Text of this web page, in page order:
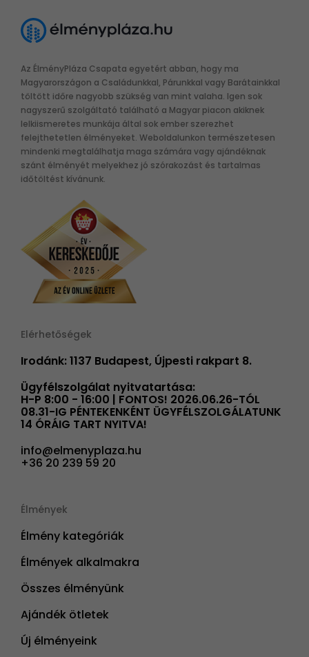
Az ÉlményPláza Csapata egyetért abban, hogy ma
Magyarországon a Családunkkal, Párunkkal vagy Barátainkkal
töltött időre nagyobb szükség van mint valaha. Igen sok
nagyszerű szolgáltató található a Magyar piacon akiknek
lelkiismeretes munkája által sok ember szerezhet
felejthetetlen élményeket. Weboldalunkon természetesen
mindenki megtalálhatja maga számára vagy ajándéknak
szánt élményét melyekhez jó szórakozást és tartalmas
időtöltést kívánunk.
Elérhetőségek
Irodánk: 1137 Budapest, Újpesti rakpart 8.
Ügyfélszolgálat nyitvatartása:
H-P 8:00 - 16:00 | FONTOS! 2026.06.26-TÓL
08.31-IG PÉNTEKENKÉNT ÜGYFÉLSZOLGÁLATUNK
14 ÓRÁIG TART NYITVA!
info@elmenyplaza.hu
+36 20 239 59 20
Élmények
Élmény kategóriák
Élmények alkalmakra
Összes élményünk
Ajándék ötletek
Új élményeink